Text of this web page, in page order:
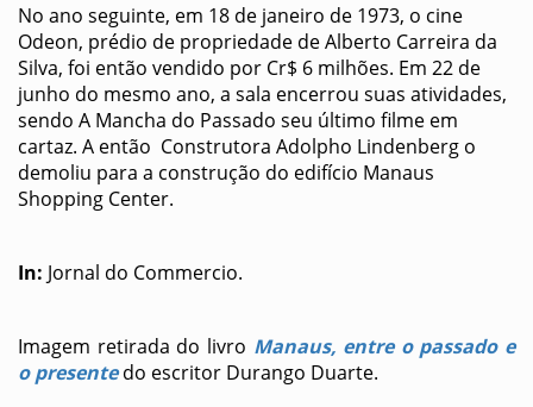
No ano seguinte, em 18 de janeiro de 1973, o cine
Odeon, prédio de propriedade de Alberto Carreira da
Silva, foi então vendido por Cr$ 6 milhões. Em 22 de
junho do mesmo ano, a sala encerrou suas atividades,
sendo A Mancha do Passado seu último filme em
cartaz. A então Construtora Adolpho Lindenberg o
demoliu para a construção do edifício Manaus
Shopping Center.
In: Jornal do Commercio.
Imagem retirada do livro Manaus, entre o passado e
o presentedo escritor Durango Duarte.